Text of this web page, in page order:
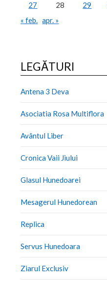
27 28 29
« feb. apr. »
LEGĂTURI
Antena 3 Deva
Asociatia Rosa Multiflora
Avântul Liber
Cronica Vaii Jiului
Glasul Hunedoarei
Mesagerul Hunedorean
Replica
Servus Hunedoara
Ziarul Exclusiv